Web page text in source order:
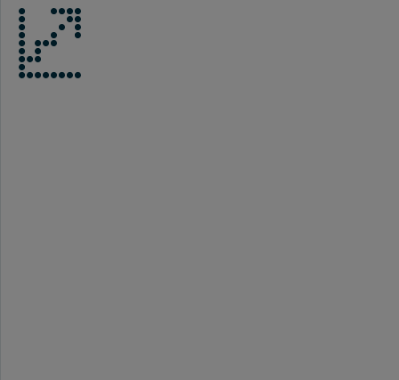
Meinungsführerschaft